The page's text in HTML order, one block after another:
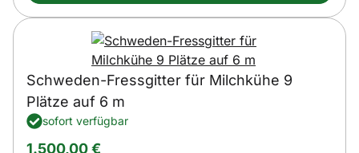
Schweden-Fressgitter für Milchkühe 9
Plätze auf 6 m
sofort verfügbar
1.500,00€